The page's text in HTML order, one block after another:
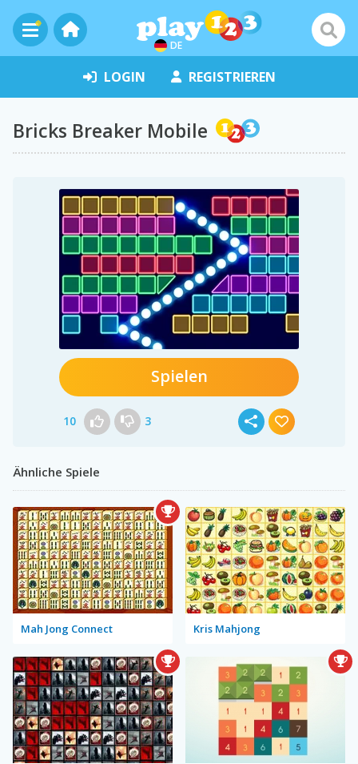
DE
LOGIN REGISTRIEREN
Bricks Breaker Mobile
Spielen
10 3
Ähnliche Spiele
Mah Jong Connect Kris Mahjong